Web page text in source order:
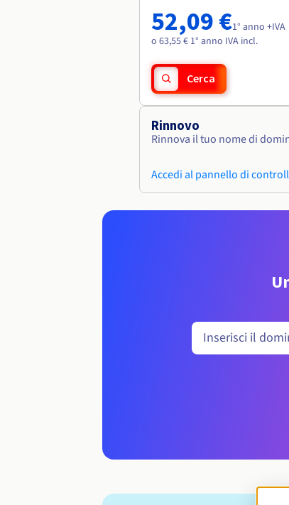
52,09 €1° anno +IVA
o 63,55 € 1° anno IVA incl.
Cerca
Rinnovo
Rinnova il tuo nome di
Accedi al pannello di